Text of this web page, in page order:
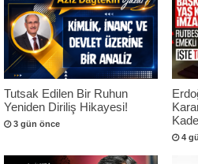
Tutsak Edilen Bir Ruhun
Yeniden Diriliş Hikayesi!
3 gün önce
4